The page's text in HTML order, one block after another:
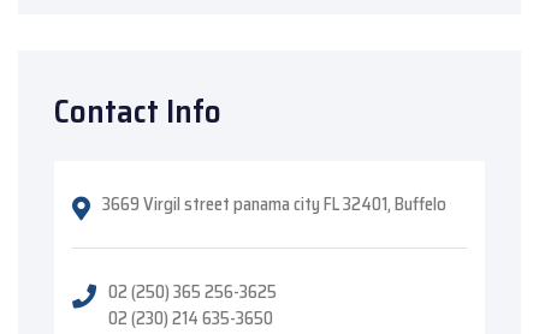
Contact Info
3669 Virgil street panama city FL 32401, Buffelo
02 (250) 365 256-3625
02 (230) 214 635-3650